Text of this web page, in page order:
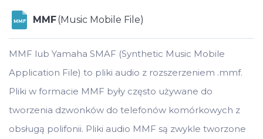
MMF MMF(Music Mobile File)
MMF lub Yamaha SMAF (Synthetic Music Mobile
Application File) to pliki audio z rozszerzeniem .mmf.
Pliki w formacie MMF były często używane do
tworzenia dzwonków do telefonów komórkowych z
obsługą polifonii. Pliki audio MMF są zwykle tworzone